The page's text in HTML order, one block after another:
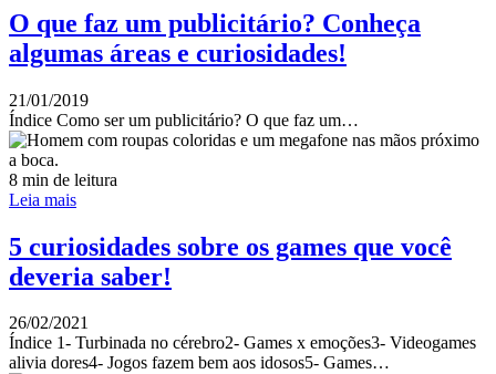
O que faz um publicitário? Conheça
algumas áreas e curiosidades!
21/01/2019
Índice Como ser um publicitário? O que faz um…
8 min de leitura
Leia mais
5 curiosidades sobre os games que você
deveria saber!
26/02/2021
Índice 1- Turbinada no cérebro2- Games x emoções3- Videogames
alivia dores4- Jogos fazem bem aos idosos5- Games…